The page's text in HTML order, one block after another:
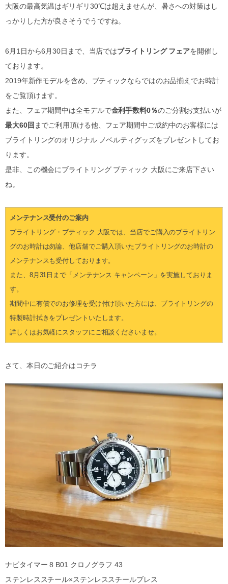
大阪の最高気温はギリギリ30℃は超えませんが、暑さへの対策はし
っかりした方が良さそうでうですね。
6月1日から6月30日まで、当店ではブライトリング フェアを開催し
ております。
2019年新作モデルを含め、ブティックならではのお品揃えでお時計
をご覧頂けます。
また、フェア期間中は全モデルで金利手数料0％のご分割お支払いが
最大60回 までご利用頂ける他、フェア期間中ご成約中のお客様には
ブライトリングのオリジナル ノベルティグッズをプレゼントしてお
ります。
是非、この機会にブライトリング ブティック 大阪にご来店下さい
ね。
メンテナンス受付のご案内
ブライトリング・ブティック 大阪では、当店でご購入のブライトリン
グのお時計は勿論、他店舗でご購入頂いたブライトリングのお時計の
メンテナンスも受付しております。
また、8月31日まで「メンテナンス キャンペーン」を実施しておりま
す。
期間中に有償でのお修理を受け付け頂いた方には、ブライトリングの
特製時計拭きをプレゼントいたします。
詳しくはお気軽にスタッフにご相談くださいませ。
さて、本日のご紹介はコチラ
ナビタイマー 8 B01 クロノグラフ 43
ステンレススチール×ステンレススチールブレス